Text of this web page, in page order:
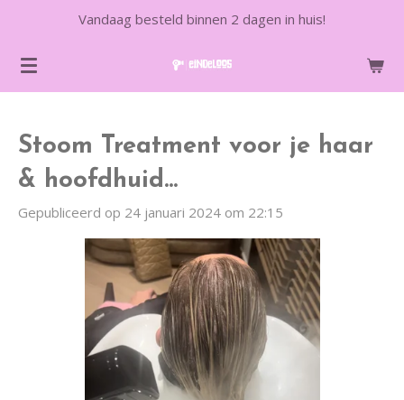
naar
de
Vandaag besteld binnen 2 dagen in huis!
Stoom Treatment voor je haar
& hoofdhuid...
Gepubliceerd op 24 januari 2024 om 22:15